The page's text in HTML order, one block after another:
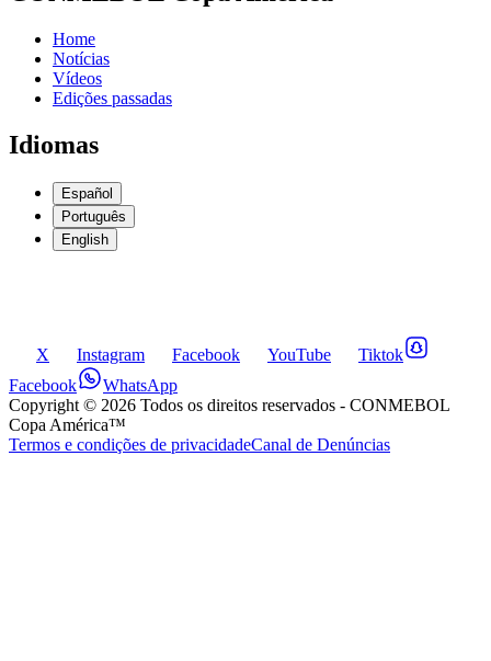
Home
Notícias
Vídeos
Edições passadas
Idiomas
Español
Português
English
X Instagram Facebook YouTube
Tiktok
Facebook
WhatsApp
Copyright © 2026 Todos os direitos reservados - CONMEBOL
Copa América™
Termos e condições de privacidadeCanal de Denúncias